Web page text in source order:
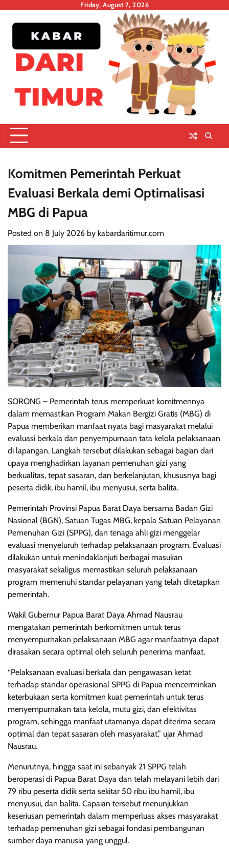
Friday, August 7, 2026
Komitmen Pemerintah Perkuat
Evaluasi Berkala demi Optimalisasi
MBG di Papua
Posted on 8 July 2026 by kabardaritimur.com
SORONG – Pemerintah terus memperkuat komitmennya
dalam memastikan Program Makan Bergizi Gratis (MBG) di
Papua memberikan manfaat nyata bagi masyarakat melalui
evaluasi berkala dan penyempurnaan tata kelola pelaksanaan
di lapangan. Langkah tersebut dilakukan sebagai bagian dari
upaya menghadirkan layanan pemenuhan gizi yang
berkualitas, tepat sasaran, dan berkelanjutan, khususnya bagi
peserta didik, ibu hamil, ibu menyusui, serta balita.
Pemerintah Provinsi Papua Barat Daya bersama Badan Gizi
Nasional (BGN), Satuan Tugas MBG, kepala Satuan Pelayanan
Pemenuhan Gizi (SPPG), dan tenaga ahli gizi menggelar
evaluasi menyeluruh terhadap pelaksanaan program. Evaluasi
dilakukan untuk menindaklanjuti berbagai masukan
masyarakat sekaligus memastikan seluruh pelaksanaan
program memenuhi standar pelayanan yang telah ditetapkan
pemerintah.
Wakil Gubernur Papua Barat Daya Ahmad Nausrau
mengatakan pemerintah berkomitmen untuk terus
menyempurnakan pelaksanaan MBG agar manfaatnya dapat
dirasakan secara optimal oleh seluruh penerima manfaat.
“Pelaksanaan evaluasi berkala dan pengawasan ketat
terhadap standar operasional SPPG di Papua mencerminkan
keterbukaan serta komitmen kuat pemerintah untuk terus
menyempurnakan tata kelola, mutu gizi, dan efektivitas
program, sehingga manfaat utamanya dapat diterima secara
optimal dan tepat sasaran oleh masyarakat,” ujar Ahmad
Nausrau.
Menurutnya, hingga saat ini sebanyak 21 SPPG telah
beroperasi di Papua Barat Daya dan telah melayani lebih dari
79 ribu peserta didik serta sekitar 50 ribu ibu hamil, ibu
menyusui, dan balita. Capaian tersebut menunjukkan
keseriusan pemerintah dalam memperluas akses masyarakat
terhadap pemenuhan gizi sebagai fondasi pembangunan
sumber daya manusia yang unggul.